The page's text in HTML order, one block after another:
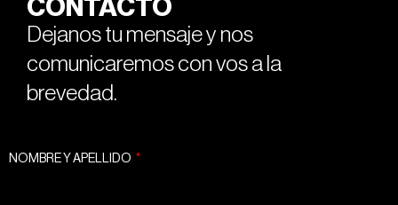
CONTACTO
Dejanos tu mensaje y nos
comunicaremos con vos a la
brevedad.
NOMBRE Y APELLIDO